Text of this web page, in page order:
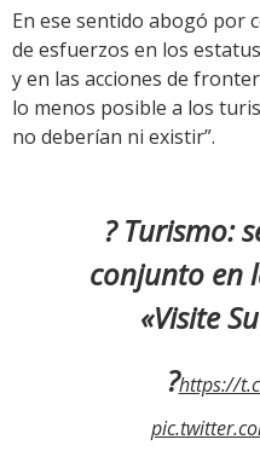
En ese sentido abogó por
de esfuerzos en los
y en las acciones de
lo menos posible a los
no deberían ni existir”.
? Turismo:
conjunto en
«Visite
?https://